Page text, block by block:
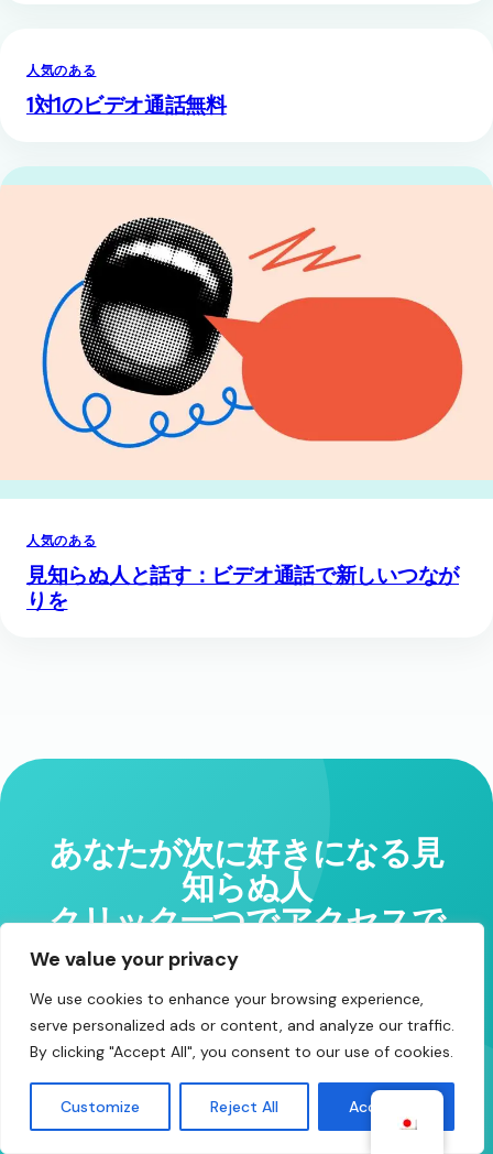
We value your privacy
We use cookies to enhance your browsing experience,
serve personalized ads or content, and analyze our traffic.
By clicking "Accept All", you consent to our use of cookies.
Customize Reject All Accept All
人気のある
1対1のビデオ通話無料
人気のある
見知らぬ人と話す：ビデオ通話で新しいつなが
りを
あなたが次に好きになる見
知らぬ人
クリック一つでアクセスで
きます。.
今、何千人もの人がライブ配信中です。ぜひ挨
拶してみてください。.
無料でチャットを始めましょう